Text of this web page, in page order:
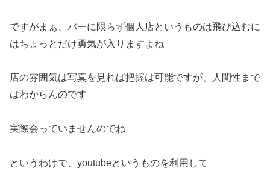
ですがまぁ、バーに限らず個人店というものは飛び込むに
はちょっとだけ勇気が入りますよね
店の雰囲気は写真を見れば把握は可能ですが、人間性まで
はわからんのです
実際会っていませんのでね
というわけで、youtubeというものを利用して